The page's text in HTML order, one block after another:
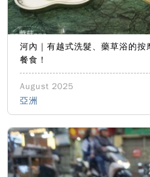
河內｜有越式洗髮、藥草浴的
餐食！
August 2025
亞洲